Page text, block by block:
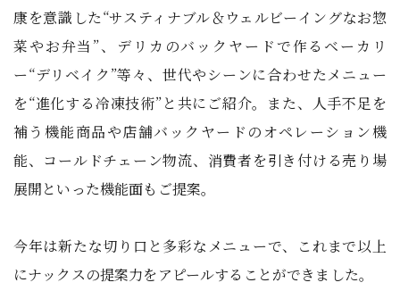
康を意識した“サスティナブル＆ウェルビーイングなお惣
菜やお弁当”、デリカのバックヤードで作るベーカリ
ー“デリベイク”等々、世代やシーンに合わせたメニュー
を“進化する冷凍技術”と共にご紹介。また、人手不足を
補う機能商品や店舗バックヤードのオペレーション機
能、コールドチェーン物流、消費者を引き付ける売り場
展開といった機能面もご提案。
今年は新たな切り口と多彩なメニューで、これまで以上
にナックスの提案力をアピールすることができました。